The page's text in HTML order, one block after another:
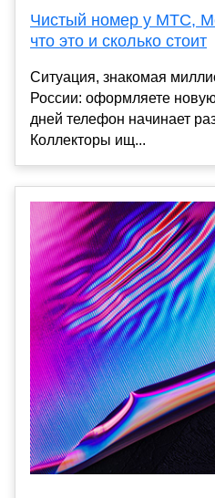
Чистый номер у МТС,
что это и сколько стоит
Ситуация, знакомая
России: оформляете
дней телефон начинает
Коллекторы ищ...